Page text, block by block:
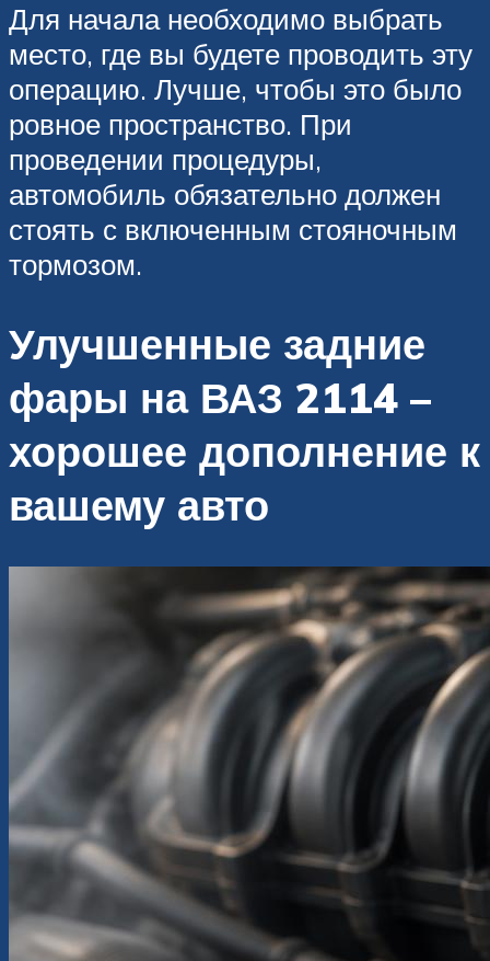
Для начала необходимо выбрать
место, где вы будете проводить эту
операцию. Лучше, чтобы это было
ровное пространство. При
проведении процедуры,
автомобиль обязательно должен
стоять с включенным стояночным
тормозом.
Улучшенные задние
фары на ВАЗ 2114 –
хорошее дополнение к
вашему авто